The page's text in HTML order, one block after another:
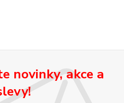
novinky, akce a